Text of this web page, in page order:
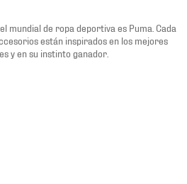
mundial de ropa deportiva es Puma. Cada
están inspirados en los mejores
y en su instinto ganador.